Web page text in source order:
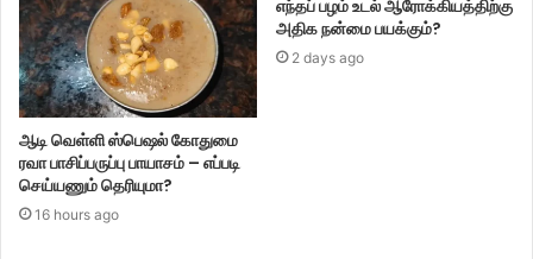
ஆடி வெள்ளி ஸ்பெஷல் கோதுமை
ரவா பாசிப்பருப்பு பாயாசம் – எப்படி
செய்யணும் தெரியுமா?
16 hours ago
எந்தப் பழம் உடல் ஆரோக்கியத்திற்கு
அதிக நன்மை பயக்கும்?
2 days ago